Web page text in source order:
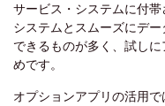
サービス・システムに付
システムとスムーズにデ
できるものが多く、試し
めです。
オプションアプリの活用